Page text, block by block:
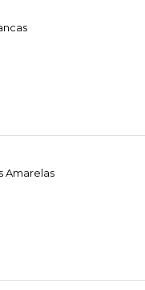
Amarelas